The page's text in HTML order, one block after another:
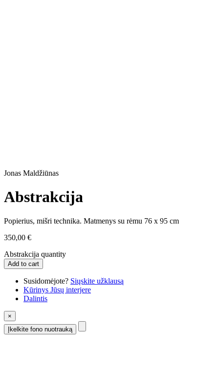
Jonas Maldžiūnas
Abstrakcija
Popierius, mišri technika. Matmenys su rėmu 76 x 95 cm
350,00 €
Abstrakcija quantity
Add to cart
Susidomėjote? Siųskite užklausą
Kūrinys Jūsų interjere
Dalintis
×
Įkelkite fono nuotrauką